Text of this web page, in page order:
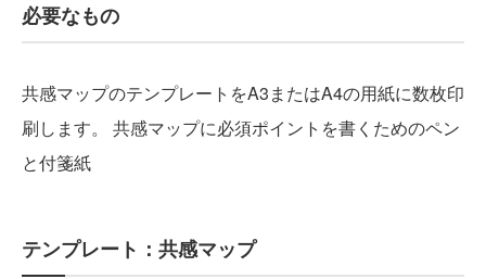
必要なもの
共感マップのテンプレートをA3またはA4の用紙に数枚印
刷します。 共感マップに必須ポイントを書くためのペン
と付箋紙
テンプレート：共感マップ